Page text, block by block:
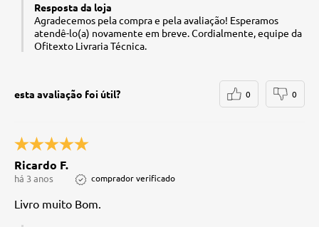
Resposta da loja
Agradecemos pela compra e pela avaliação! Esperamos
atendê-lo(a) novamente em breve. Cordialmente, equipe da
Ofitexto Livraria Técnica.
esta avaliação foi útil? 0 0
Ricardo F.
há 3 anos comprador verificado
Livro muito Bom.